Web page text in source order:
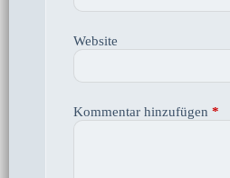
Website
Kommentar hinzufügen *